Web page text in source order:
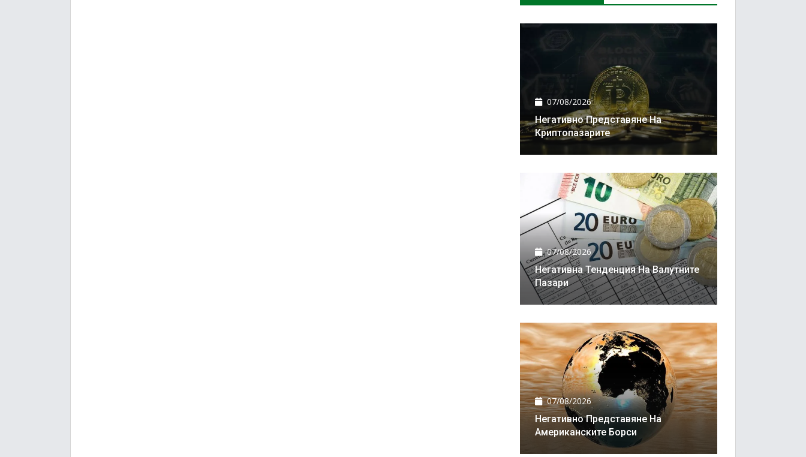
07/08/2026
Негативно Представяне На
Криптопазарите
07/08/2026
Негативна Тенденция На Валутните
Пазари
07/08/2026
Негативно Представяне На
Американските Борси